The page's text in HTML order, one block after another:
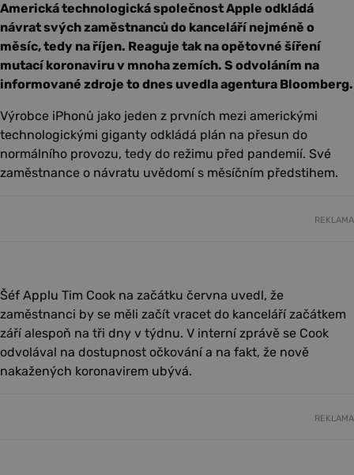
Americká technologická společnost Apple odkládá
návrat svých zaměstnanců do kanceláří nejméně o
měsíc, tedy na říjen. Reaguje tak na opětovné šíření
mutací koronaviru v mnoha zemích. S odvoláním na
informované zdroje to dnes uvedla agentura Bloomberg.
Výrobce iPhonů jako jeden z prvních mezi americkými
technologickými giganty odkládá plán na přesun do
normálního provozu, tedy do režimu před pandemií. Své
zaměstnance o návratu uvědomí s měsíčním předstihem.
REKLAMA
Šéf Applu Tim Cook na začátku června uvedl, že
zaměstnanci by se měli začít vracet do kanceláří začátkem
září alespoň na tři dny v týdnu. V interní zprávě se Cook
odvolával na dostupnost očkování a na fakt, že nově
nakažených koronavirem ubývá.
REKLAMA